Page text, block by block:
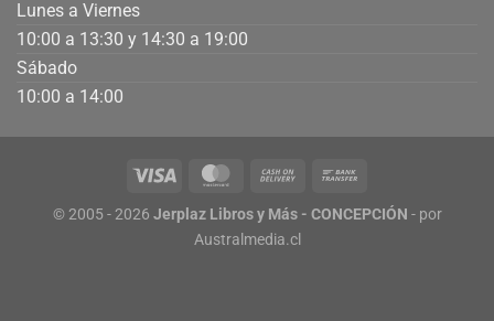
Lunes a Viernes
10:00 a 13:30 y 14:30 a 19:00
Sábado
10:00 a 14:00
© 2005 - 2026 Jerplaz Libros y Más - CONCEPCIÓN - por
Australmedia.cl